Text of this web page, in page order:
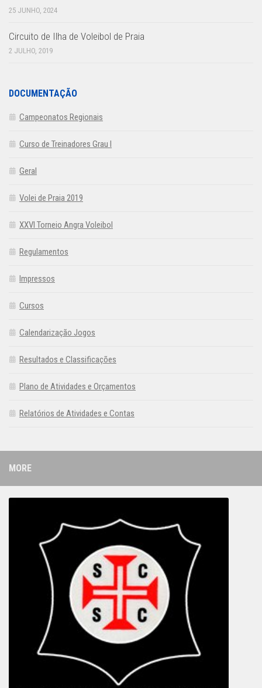
25 JUNHO, 2024
Circuito de Ilha de Voleibol de Praia
2 JULHO, 2019
DOCUMENTAÇÃO
Campeonatos Regionais
Curso de Treinadores Grau I
Geral
Volei de Praia 2019
XXVI Torneio Angra Voleibol
Regulamentos
Impressos
Cursos
Calendarização Jogos
Resultados e Classificações
Plano de Atividades e Orçamentos
Relatórios de Atividades e Contas
MORE